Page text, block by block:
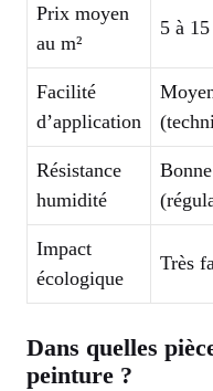
Prix moyen
au m²
5 à
Facilité
d’application
Résistance
humidité
Bonne
Impact
écologique
Très
Dans quelles
peinture ?